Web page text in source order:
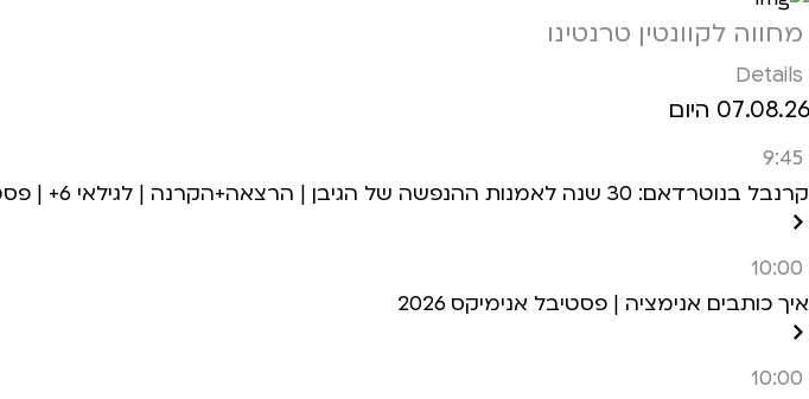
מחווה לקוונטין טרנטינו
Details
07.08.26 היום
9:45
קרנבל בנוטרדאם: 30 שנה לאמנות ההנפשה של הגיבן | הרצאה+הקרנה | לגילאי 6+ | פסטיבל אנימיקס 2026
10:00
איך כותבים אנימציה | פסטיבל אנימיקס 2026
10:00